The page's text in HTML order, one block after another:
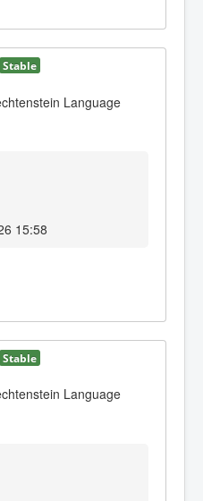
Stable
Language
15:58
Stable
Language